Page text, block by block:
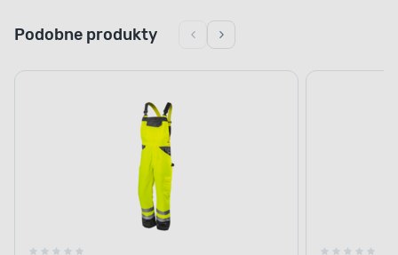
Podobne produkty